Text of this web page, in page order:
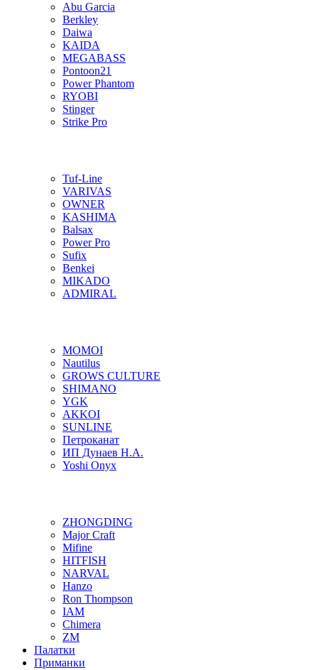
Abu Garcia
Berkley
Daiwa
KAIDA
MEGABASS
Pontoon21
Power Phantom
RYOBI
Stinger
Strike Pro
Tuf-Line
VARIVAS
OWNER
KASHIMA
Balsax
Power Pro
Sufix
Benkei
MIKADO
ADMIRAL
MOMOI
Nautilus
GROWS CULTURE
SHIMANO
YGK
AKKOI
SUNLINE
Петроканат
ИП Дунаев Н.А.
Yoshi Onyx
ZHONGDING
Major Craft
Mifine
HITFISH
NARVAL
Hanzo
Ron Thompson
IAM
Chimera
ZM
Палатки
Приманки